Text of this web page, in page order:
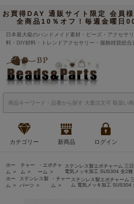
お買得DAY 通販サイト限定 会員
全商品10％オフ！毎週金曜日
日本最大級のハンドメイド素材・ビーズ・アクセサ
料・DIY材料・トレンドアクセサリー・服飾雑貨総合
カテゴリー 新商品 ログイン
ホー
ム
チャー
ム
・エポチャ
ーム
ステンレス製エポチャーム 三
電気メッキ加工 SUS304 全2種
ホー
ム
ステンレス製
パーツ
・チャー
ム
ステンレス製エポチャーム
ム 電気メッキ加工 SUS304